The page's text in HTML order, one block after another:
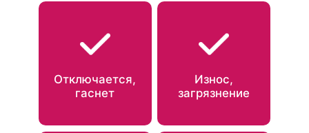
Отключается,
гаснет
Износ,
загрязнение